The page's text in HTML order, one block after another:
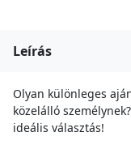
Leírás
Olyan különleges
közelálló
ideális választás!